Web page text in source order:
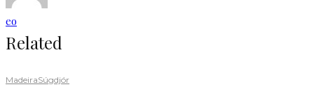
eo
Related
MadeiraSúgdjór